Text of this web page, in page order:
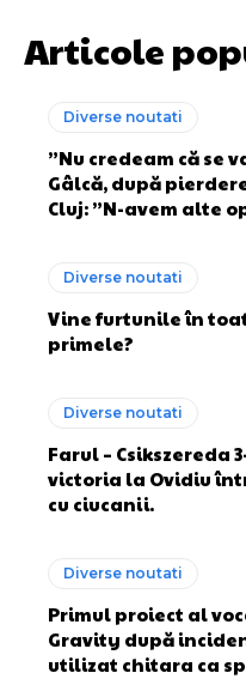
Articole
Diverse noutati
”Nu credeam că se
Gâlcă, după
Cluj: ”N-avem alte
Diverse noutati
Vine furtunile în
primele?
Diverse noutati
Farul – Csikszereda
victoria la Ovidiu
cu ciucanii.
Diverse noutati
Primul proiect al
Gravity după
utilizat chitara ca